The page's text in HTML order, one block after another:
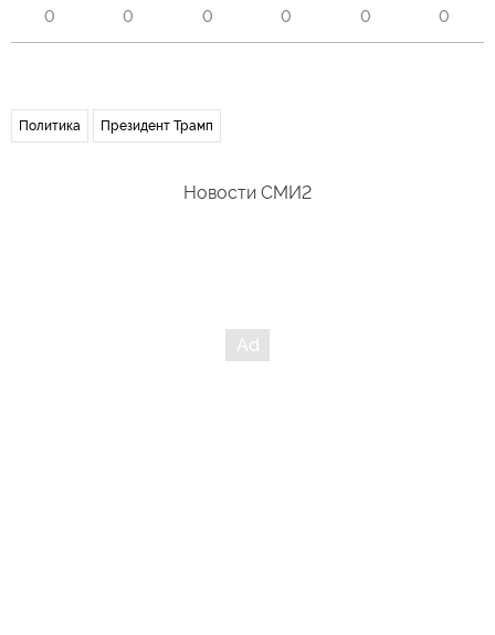
0 0 0 0 0 0
Политика Президент Трамп
Новости СМИ2